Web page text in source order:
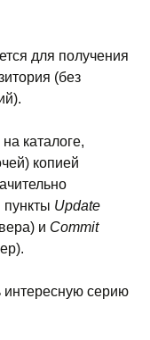
для получения
(без
каталоге,
копией
Update
и Commit
интересную серию